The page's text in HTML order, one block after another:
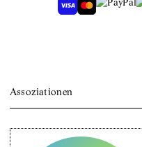
Assoziationen